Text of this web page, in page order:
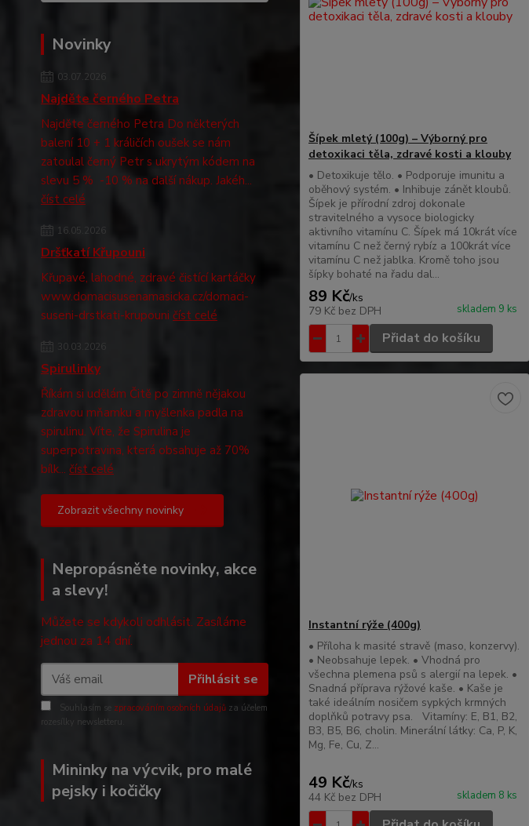
Novinky
03.07.2026
Najděte černého Petra
Najděte černého Petra Do některých
balení 10 + 1 králičích oušek se nám
zatoulal černý Petr s ukrytým kódem na
slevu 5 % -10 % na další nákup. Jakéh...
číst celé
16.05.2026
Dršťkatí Křupouni
Křupavé, lahodné, zdravé čistící kartáčky
www.domacisusenamasicka.cz/domaci-
suseni-drstkati-krupouni číst celé
30.03.2026
Spirulinky
Říkám si udělám Čitě po zimně nějakou
zdravou mňamku a myšlenka padla na
spirulinu. Víte, že Spirulina je
superpotravina, která obsahuje až 70%
bílk... číst celé
Zobrazit všechny novinky
Nepropásněte novinky, akce
a slevy!
Můžete se kdykoli odhlásit. Zasíláme
jednou za 14 dní.
Přihlásit se
Souhlasím se zpracováním osobních údajů za účelem
rozesílky newsletteru.
Mininky na výcvik, pro malé
pejsky i kočičky
Šípek mletý (100g) – Výborný pro
detoxikaci těla, zdravé kosti a klouby
• Detoxikuje tělo. • Podporuje imunitu a
oběhový systém. • Inhibuje zánět kloubů.
Šípek je přírodní zdroj dokonale
stravitelného a vysoce biologicky
aktivního vitamínu C. Šípek má 10krát více
vitamínu C než černý rybíz a 100krát více
vitamínu C než jablka. Kromě toho jsou
šípky bohaté na řadu dal...
89 Kč/ks
79 Kč bez DPH skladem 9 ks
Přidat do košíku
Instantní rýže (400g)
• Příloha k masité stravě (maso, konzervy).
• Neobsahuje lepek. • Vhodná pro
všechna plemena psů s alergií na lepek. •
Snadná příprava rýžové kaše. • Kaše je
také ideálním nosičem sypkých krmných
doplňků potravy psa. Vitamíny: E, B1, B2,
B3, B5, B6, cholin. Minerální látky: Ca, P, K,
Mg, Fe, Cu, Z...
49 Kč/ks
44 Kč bez DPH skladem 8 ks